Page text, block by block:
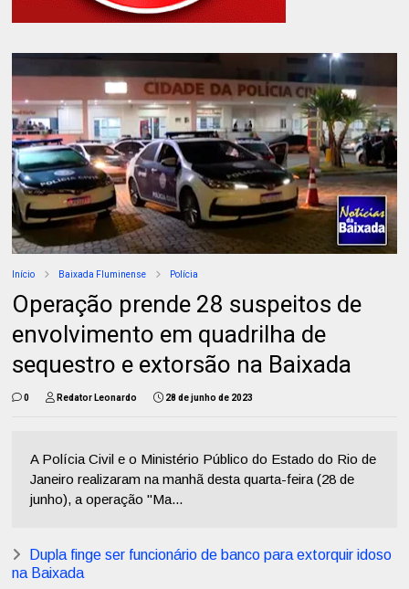
Início Baixada Fluminense Polícia
Operação prende 28 suspeitos de
envolvimento em quadrilha de
sequestro e extorsão na Baixada
0 Redator Leonardo 28 de junho de 2023
A Polícia Civil e o Ministério Público do Estado do Rio de
Janeiro realizaram na manhã desta quarta-feira (28 de
junho), a operação "Ma...
Dupla finge ser funcionário de banco para extorquir idoso
na Baixada